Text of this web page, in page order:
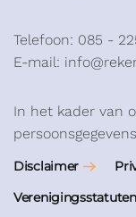
Telefoon: 085 -
E-mail:
In het kader van
Disclaimer